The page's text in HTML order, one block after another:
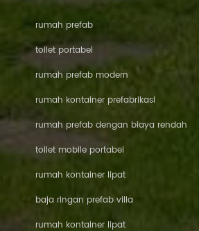
rumah prefab
toilet portabel
rumah prefab modern
rumah kontainer prefabrikasi
rumah prefab dengan biaya rendah
toilet mobile portabel
rumah kontainer lipat
baja ringan prefab villa
rumah kontainer lipat